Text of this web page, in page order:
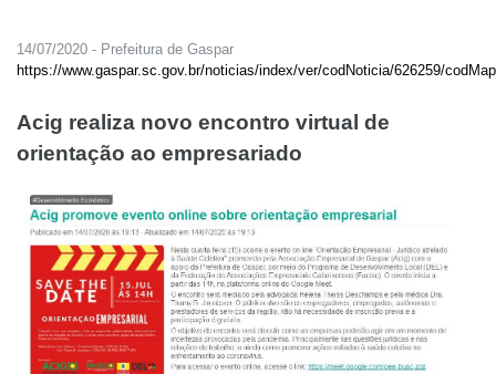
14/07/2020 - Prefeitura de Gaspar
https://www.gaspar.sc.gov.br/noticias/index/ver/codNoticia/626259/
Acig realiza novo encontro virtual de
orientação ao empresariado